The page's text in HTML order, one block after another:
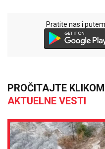
Pratite nas i
PROČITAJTE
AKTUELNE VESTI